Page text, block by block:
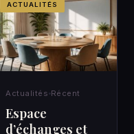
ACTUALITÉS
Actualités Récent
Espace
d’échanges et